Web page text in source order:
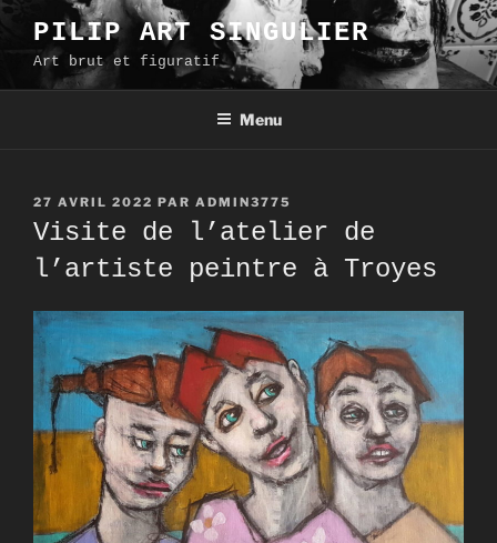
Aller
contenu
principal
PILIP ART SINGULIER
Art brut et figuratif
Menu
PUBLIÉ
LE
27 AVRIL 2022 PAR ADMIN3775
Visite de l’atelier de
l’artiste peintre à Troyes